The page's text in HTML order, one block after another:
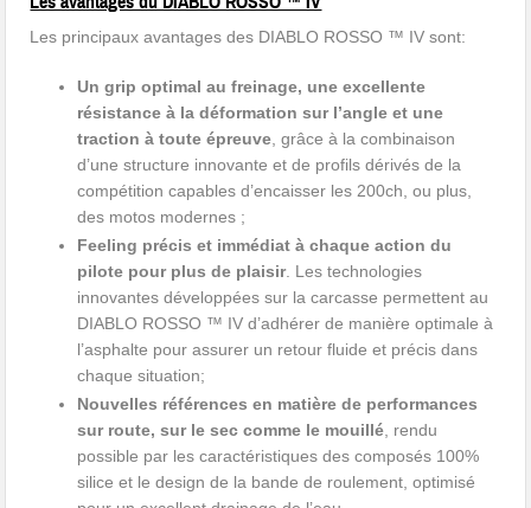
Les principaux avantages des DIABLO ROSSO ™ IV sont:
Un grip optimal au freinage, une excellente
résistance à la déformation sur l’angle et une
traction à toute épreuve , grâce à la combinaison
d’une structure innovante et de profils dérivés de la
compétition capables d’encaisser les 200ch, ou plus,
des motos modernes ;
Feeling précis et immédiat à chaque action du
pilote pour plus de plaisir. Les technologies
innovantes développées sur la carcasse permettent au
DIABLO ROSSO ™ IV d’adhérer de manière optimale à
l’asphalte pour assurer un retour fluide et précis dans
chaque situation;
Nouvelles références en matière de performances
sur route, sur le sec comme le mouillé , rendu
possible par les caractéristiques des composés 100%
silice et le design de la bande de roulement, optimisé